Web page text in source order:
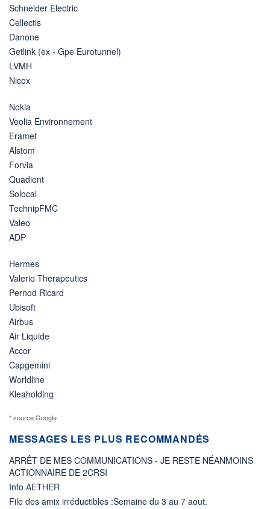
Schneider Electric
Cellectis
Danone
Getlink (ex - Gpe Eurotunnel)
LVMH
Nicox
Nokia
Veolia Environnement
Eramet
Alstom
Forvia
Quadient
Solocal
TechnipFMC
Valeo
ADP
Hermes
Valerio Therapeutics
Pernod Ricard
Ubisoft
Airbus
Air Liquide
Accor
Capgemini
Worldline
Kleaholding
* source Google
MESSAGES LES PLUS RECOMMANDÉS
ARRÊT DE MES COMMUNICATIONS - JE RESTE NÉANMOINS
ACTIONNAIRE DE 2CRSI
Info AETHER
File des amix irréductibles :Semaine du 3 au 7 aout.